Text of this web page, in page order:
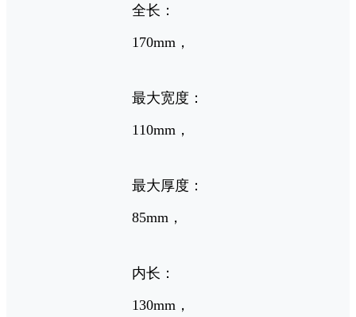
全长：
170mm，
最大宽度：
110mm，
最大厚度：
85mm，
内长：
130mm，